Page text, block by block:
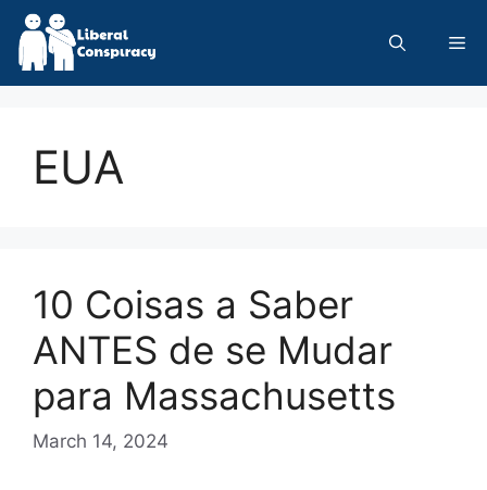
Skip
content
EUA
10 Coisas a Saber
ANTES de se Mudar
para Massachusetts
March 14, 2024